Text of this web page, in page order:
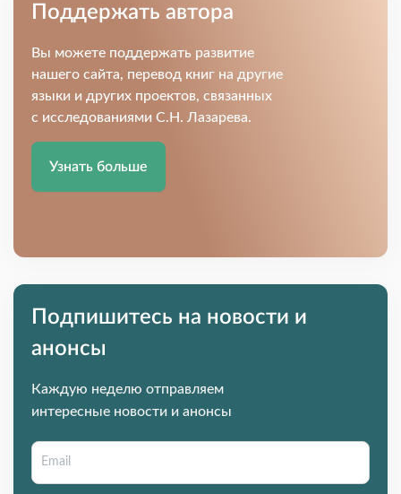
Поддержать автора
Вы можете поддержать развитие
нашего сайта, перевод книг на другие
языки и других проектов, связанных
с исследованиями С.Н. Лазарева.
Узнать больше
Подпишитесь на новости и
анонсы
Каждую неделю отправляем
интересные новости и анонсы